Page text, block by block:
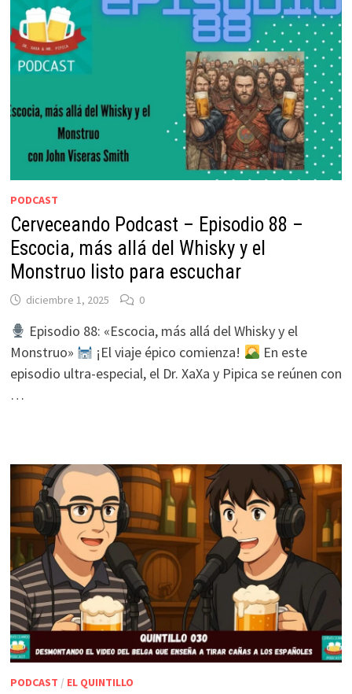
PODCAST
Cerveceando Podcast – Episodio 88 –
Escocia, más allá del Whisky y el
Monstruo listo para escuchar
diciembre 1, 2025 0
Episodio 88: «Escocia, más allá del Whisky y el
Monstruo»
¡El viaje épico comienza!
En este
episodio ultra-especial, el Dr. XaXa y Pipica se reúnen con
…
PODCAST / EL QUINTILLO